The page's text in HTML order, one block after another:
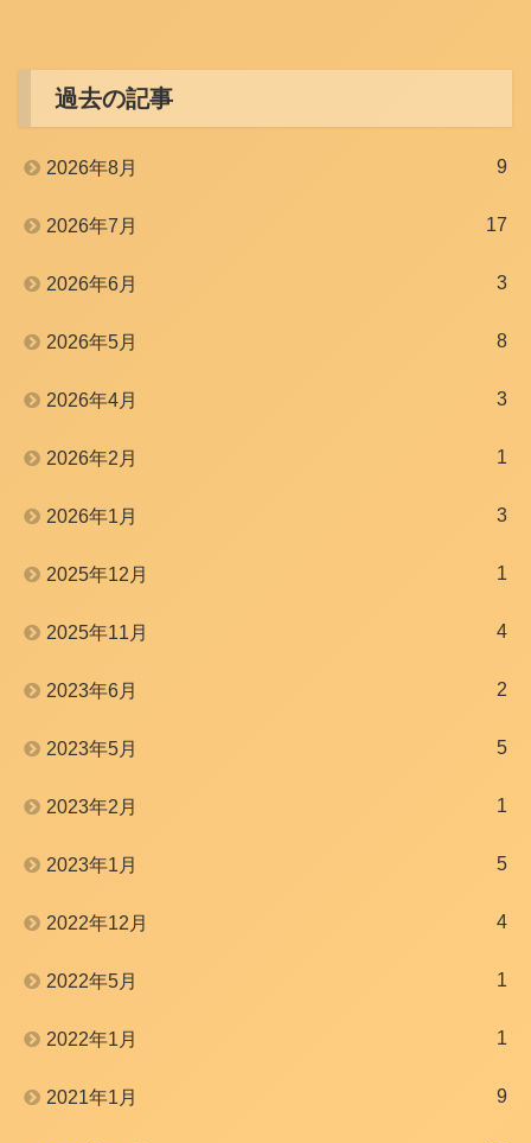
過去の記事
2026年8月 9
2026年7月 17
2026年6月 3
2026年5月 8
2026年4月 3
2026年2月 1
2026年1月 3
2025年12月 1
2025年11月 4
2023年6月 2
2023年5月 5
2023年2月 1
2023年1月 5
2022年12月 4
2022年5月 1
2022年1月 1
2021年1月 9